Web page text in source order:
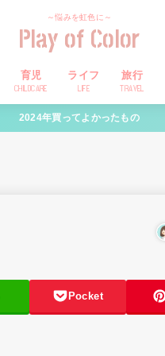
～悩みを虹色に～
Play of Color
育児
CHILDCARE
ライフ
LIFE
旅行
TRAVEL
2024年買ってよかったもの
Pocket